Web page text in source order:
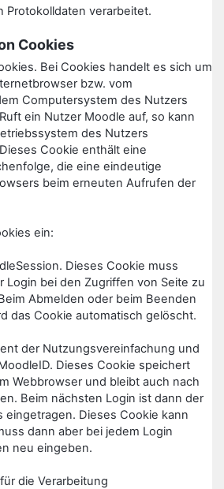
Protokolldaten verarbeitet.
Cookies
Bei Cookies handelt es sich um
bzw. vom
Computersystem des Nutzers
ein Nutzer Moodle auf, so kann
des Nutzers
Cookie enthält eine
die eine eindeutige
beim erneuten Aufrufen der
ein:
Dieses Cookie muss
Login bei den Zugriffen von Seite zu
Abmelden oder beim Beenden
das Cookie automatisch gelöscht.
der Nutzungsvereinfachung und
Dieses Cookie speichert
Webbrowser und bleibt auch nach
Beim nächsten Login ist dann der
eingetragen. Dieses Cookie kann
dann aber bei jedem Login
neu eingeben.
die Verarbeitung